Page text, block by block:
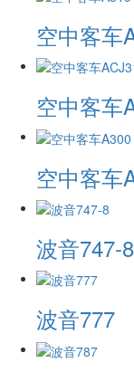
空中客车
空中客车
空中客车
波音747-8
波音777